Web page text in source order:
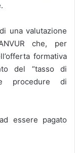
una valutazione
che, per
formativa
del “tasso di
procedure di
essere pagato